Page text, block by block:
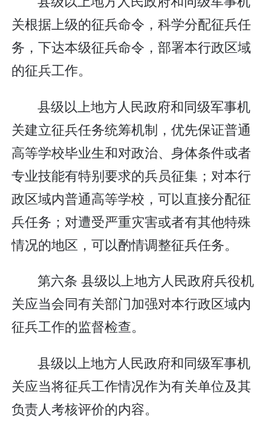
关根据上级的征兵命令，科学分配征兵任
务，下达本级征兵命令，部署本行政区域
的征兵工作。
县级以上地方人民政府和同级军事机
关建立征兵任务统筹机制，优先保证普通
高等学校毕业生和对政治、身体条件或者
专业技能有特别要求的兵员征集；对本行
政区域内普通高等学校，可以直接分配征
兵任务；对遭受严重灾害或者有其他特殊
情况的地区，可以酌情调整征兵任务。
第六条 县级以上地方人民政府兵役机
关应当会同有关部门加强对本行政区域内
征兵工作的监督检查。
县级以上地方人民政府和同级军事机
关应当将征兵工作情况作为有关单位及其
负责人考核评价的内容。